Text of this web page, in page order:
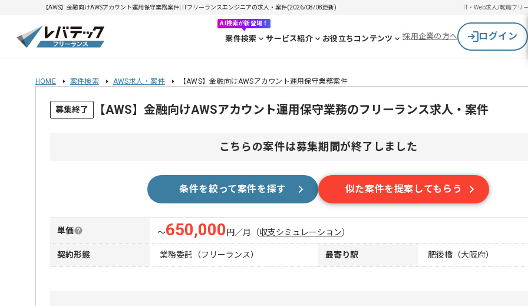
【AWS】金融向けAWSアカウント運用保守業務案件| ITフリーランスエンジニアの求人・案件(2026/08/08更新) IT・Web求人/転職フリ
AI検索が新登場！
案件検索 サービス紹介 お役立ちコンテンツ 採用企業の方へ ログイン
HOME 案件検索 AWS求人・案件 【AWS】金融向けAWSアカウント運用保守業務案件
募集終了 【AWS】金融向けAWSアカウント運用保守業務のフリーランス求人・案件
こちらの案件は募集期間が終了しました
条件を絞って案件を探す 似た案件を提案してもらう
単価 〜650,000 円／月 （収支シミュレーション）
契約形態 業務委託（フリーランス） 最寄り駅 肥後橋（大阪府）